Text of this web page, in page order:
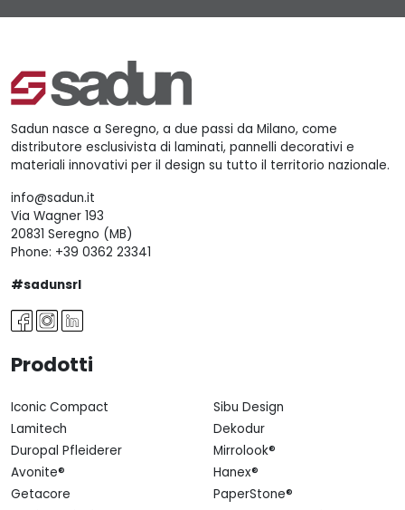
Sadun nasce a Seregno, a due passi da Milano, come
distributore esclusivista di laminati, pannelli decorativi e
materiali innovativi per il design su tutto il territorio nazionale.
info@sadun.it
Via Wagner 193
20831 Seregno (MB)
Phone: +39 0362 23341
#sadunsrl
Prodotti
Iconic Compact
Sibu Design
Lamitech
Dekodur
Duropal Pfleiderer
Mirrolook®
Avonite®
Hanex®
Getacore
PaperStone®